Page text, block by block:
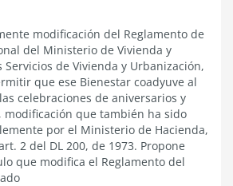
modificación del Reglamento de
del Ministerio de Vivienda y
Servicios de Vivienda y Urbanización,
que ese Bienestar coadyuve al
celebraciones de aniversarios y
modificación que también ha sido
por el Ministerio de Hacienda,
2 del DL 200, de 1973. Propone
que modifica el Reglamento del